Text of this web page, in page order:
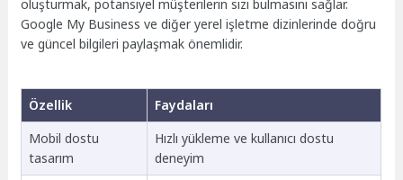
oluşturmak, potansiyel müşterilerin sizi bulmasını sağlar.
Google My Business ve diğer yerel işletme dizinlerinde doğru
ve güncel bilgileri paylaşmak önemlidir.
Özellik
Faydaları
Mobil dostu
tasarım
Hızlı yükleme ve kullanıcı dostu
deneyim